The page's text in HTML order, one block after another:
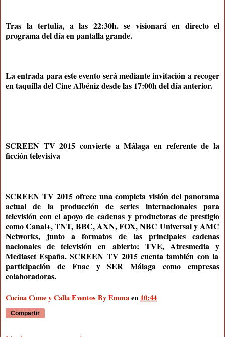
Tras la tertulia, a las 22:30h. se visionará en directo el
programa del día en pantalla grande.
Laentrada para este evento será mediante invitación a recoger
en taquilla del Cine Albéniz desde las 17:00h del día anterior.
SCREEN TV 2015 convierte a Málaga en referente de la
ficción televisiva
SCREEN TV 2015 ofrece una completa visión del panorama
actual de la producción de series internacionales para
televisión con el apoyo de cadenas y productoras de prestigio
comoCanal+, TNT, BBC, AXN, FOX, NBC UniversalyAMC
Networks, junto a formatos de las principales cadenas
nacionales de televisión en abierto: TVE, Atresmediay
Mediaset España. SCREEN TV 2015 cuenta también con la
participación de FnacySER Málaga como empresas
colaboradoras.
Cocina Come y Calla Eventos By Emmaen10:44
Compartir